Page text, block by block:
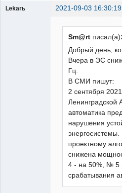
Lekarь 2021-09-03 16:30:19
Sm@rt писал(а):
Добрый день,
Вчера в ЭС
Гц.
В СМИ пишут:
2 сентября
Ленинградской
автоматика
нарушения
энергосистемы.
проектному
снижена
4 - на 50%, № 5
срабатывания